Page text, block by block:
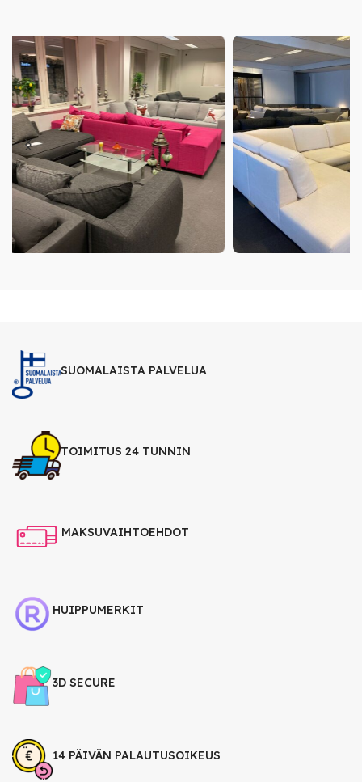
SUOMALAISTA PALVELUA
TOIMITUS 24 TUNNIN
MAKSUVAIHTOEHDOT
HUIPPUMERKIT
3D SECURE
14 PÄIVÄN PALAUTUSOIKEUS